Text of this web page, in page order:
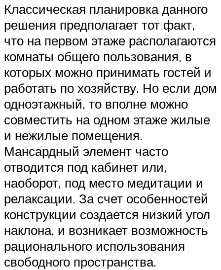
Классическая планировка данного
решения предполагает тот факт,
что на первом этаже располагаются
комнаты общего пользования, в
которых можно принимать гостей и
работать по хозяйству. Но если дом
одноэтажный, то вполне можно
совместить на одном этаже жилые
и нежилые помещения.
Мансардный элемент часто
отводится под кабинет или,
наоборот, под место медитации и
релаксации. За счет особенностей
конструкции создается низкий угол
наклона, и возникает возможность
рационального использования
свободного пространства.